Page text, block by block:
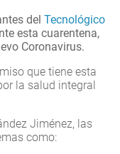
del Tecnológico
esta cuarentena,
Coronavirus.
que tiene esta
la salud integral
Jiménez, las
como: